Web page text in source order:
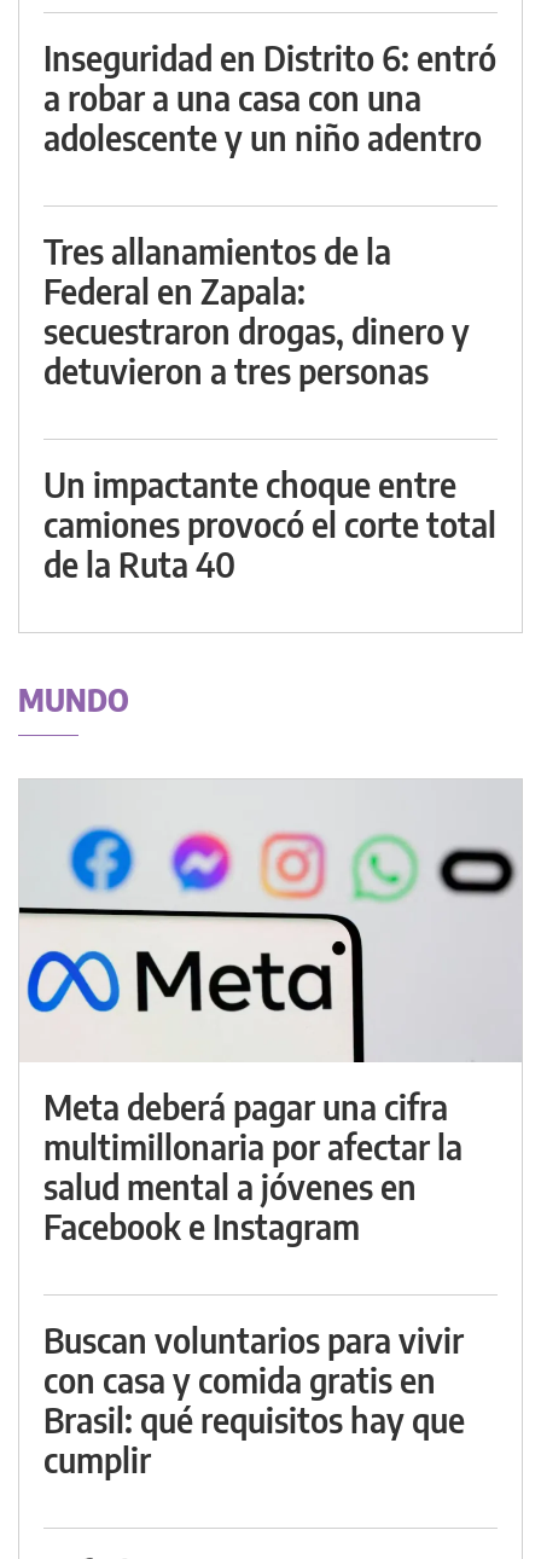
Inseguridad en Distrito 6: entró
a robar a una casa con una
adolescente y un niño adentro
Tres allanamientos de la
Federal en Zapala:
secuestraron drogas, dinero y
detuvieron a tres personas
Un impactante choque entre
camiones provocó el corte total
de la Ruta 40
MUNDO
Meta deberá pagar una cifra
multimillonaria por afectar la
salud mental a jóvenes en
Facebook e Instagram
Buscan voluntarios para vivir
con casa y comida gratis en
Brasil: qué requisitos hay que
cumplir